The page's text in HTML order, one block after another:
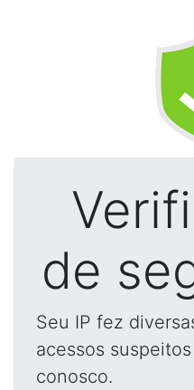
de
Seu IP fez
acessos
conosco.